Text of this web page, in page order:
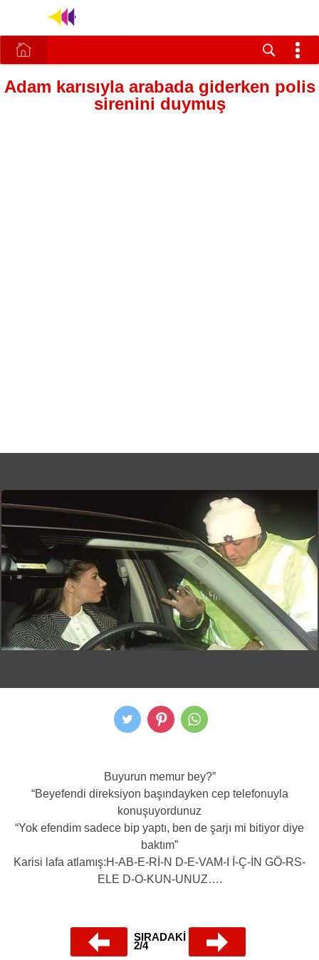
Adam karısıyla arabada giderken polis
sirenini duymuş
Buyurun memur bey?”
“Beyefendi direksiyon başındayken cep telefonuyla
konuşuyordunuz
“Yok efendim sadece bip yaptı, ben de şarjı mi bitiyor diye
baktım”
Karisi lafa atlamış:H-AB-E-Rİ-N D-E-VAM-I İ-Ç-İN GÖ-RS-
ELE D-O-KUN-UNUZ….
SIRADAKİ
2/4